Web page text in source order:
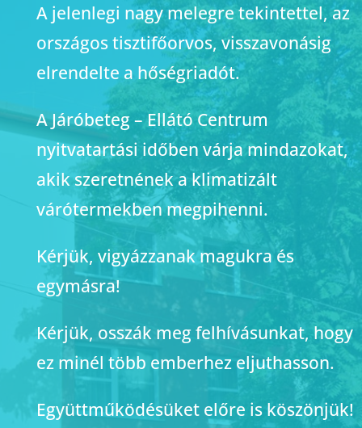
A jelenlegi nagy melegre tekintettel, az
országos tisztifőorvos, visszavonásig
elrendelte a hőségriadót.
A Járóbeteg – Ellátó Centrum
nyitvatartási időben várja mindazokat,
akik szeretnének a klimatizált
várótermekben megpihenni.
Kérjük, vigyázzanak magukra és
egymásra!
Kérjük, osszák meg felhívásunkat, hogy
ez minél több emberhez eljuthasson.
Együttműködésüket előre is köszönjük!